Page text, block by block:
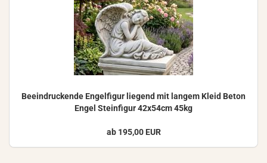
Be­ein­dru­cken­de En­gel­fi­gur lie­gend mit lan­gem Kleid Beton
Engel Stein­fi­gur 42x54cm 45kg
ab 195,00 EUR